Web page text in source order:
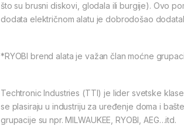
što su brusni diskovi, glodala ili burgije). Ovo
dodata električnom alatu je dobrodošao
*RYOBI brend alata je važan član moćne
Techtronic Industries (TTI) je lider svetske
se plasiraju u industriju za uređenje doma i
grupacije su npr. MILWAUKEE, RYOBI, AEG…itd.